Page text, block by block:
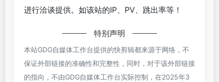
进行洽谈提供。如该站的IP、PV、跳出率等！
特别声明
本站GDG自媒体工作台提供的快剪辑都来源于网络，不
保证外部链接的准确性和完整性，同时，对于该外部链接
的指向，不由GDG自媒体工作台实际控制，在2025年3